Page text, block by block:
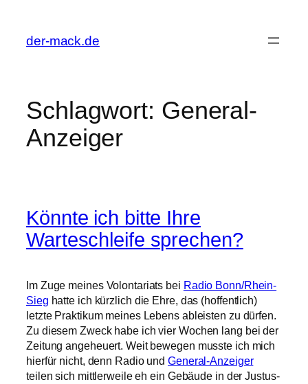
springen
der-mack.de
Schlagwort: General-
Anzeiger
Könnte ich bitte Ihre
Warteschleife sprechen?
Im Zuge meines Volontariats bei Radio Bonn/Rhein-
Sieg hatte ich kürzlich die Ehre, das (hoffentlich)
letzte Praktikum meines Lebens ableisten zu dürfen.
Zu diesem Zweck habe ich vier Wochen lang bei der
Zeitung angeheuert. Weit bewegen musste ich mich
hierfür nicht, denn Radio und General-Anzeiger
teilen sich mittlerweile eh ein Gebäude in der Justus-